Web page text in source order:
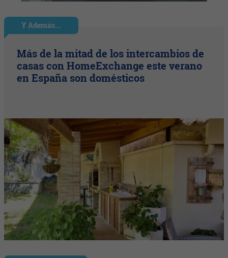
Y Además...
Más de la mitad de los intercambios de
casas con HomeExchange este verano
en España son domésticos